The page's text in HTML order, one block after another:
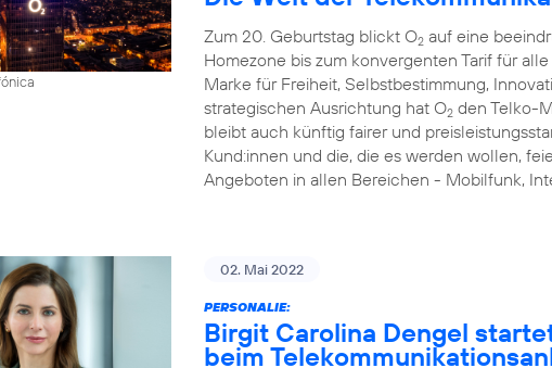
Zum 20. Geburtstag blickt O2 auf eine
Homezone bis zum konvergenten Tarif für
Marke für Freiheit, Selbstbestimmung,
strategischen Ausrichtung hat O2 den Telko-
bleibt auch künftig fairer und
Kund:innen und die, die es werden wollen,
Angeboten in allen Bereichen - Mobilfunk,
02. Mai 2022
PERSONALIE:
Birgit Carolina Dengel
beim